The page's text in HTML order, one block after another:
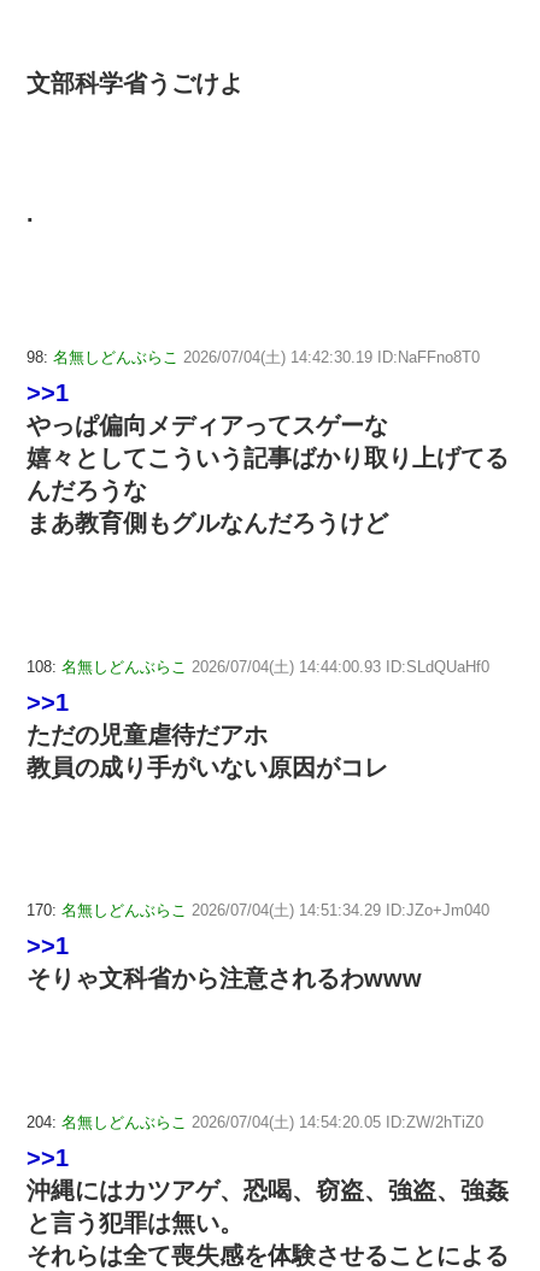
文部科学省うごけよ
.
98: 名無しどんぶらこ 2026/07/04(土) 14:42:30.19 ID:NaFFno8T0
>>1
やっぱ偏向メディアってスゲーな
嬉々としてこういう記事ばかり取り上げてる
んだろうな
まあ教育側もグルなんだろうけど
108: 名無しどんぶらこ 2026/07/04(土) 14:44:00.93 ID:SLdQUaHf0
>>1
ただの児童虐待だアホ
教員の成り手がいない原因がコレ
170: 名無しどんぶらこ 2026/07/04(土) 14:51:34.29 ID:JZo+Jm040
>>1
そりゃ文科省から注意されるわwww
204: 名無しどんぶらこ 2026/07/04(土) 14:54:20.05 ID:ZW/2hTiZ0
>>1
沖縄にはカツアゲ、恐喝、窃盗、強盗、強姦
と言う犯罪は無い。
それらは全て喪失感を体験させることによる